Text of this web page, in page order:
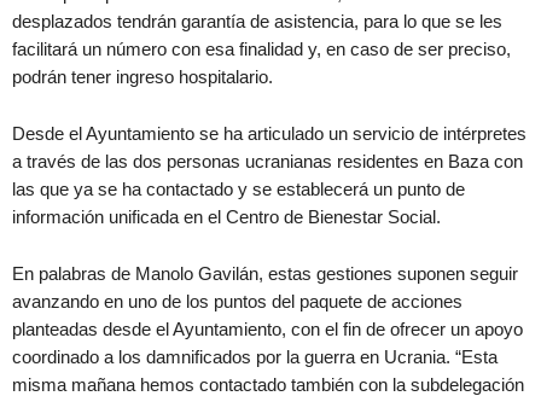
desplazados tendrán garantía de asistencia, para lo que se les
facilitará un número con esa finalidad y, en caso de ser preciso,
podrán tener ingreso hospitalario.
Desde el Ayuntamiento se ha articulado un servicio de intérpretes
a través de las dos personas ucranianas residentes en Baza con
las que ya se ha contactado y se establecerá un punto de
información unificada en el Centro de Bienestar Social.
En palabras de Manolo Gavilán, estas gestiones suponen seguir
avanzando en uno de los puntos del paquete de acciones
planteadas desde el Ayuntamiento, con el fin de ofrecer un apoyo
coordinado a los damnificados por la guerra en Ucrania. “Esta
misma mañana hemos contactado también con la subdelegación